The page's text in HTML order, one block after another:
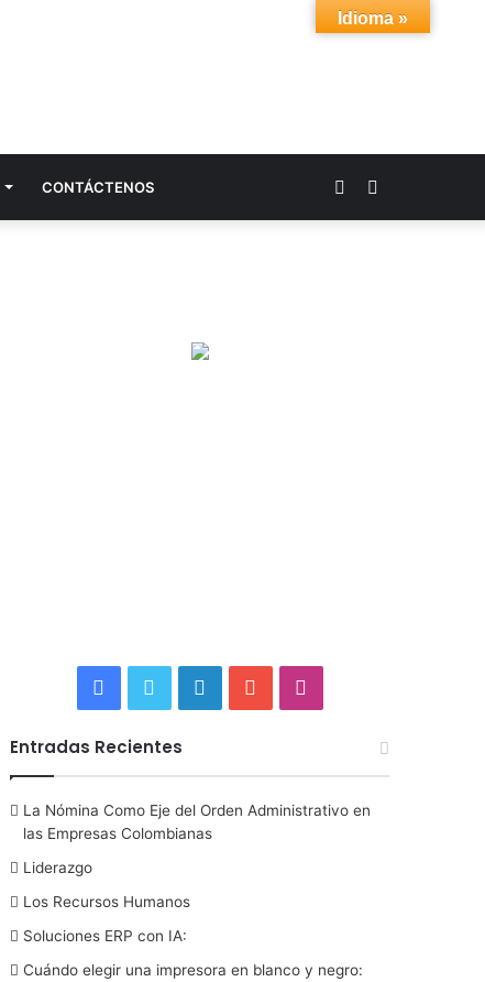
CONTÁCTENOS Acceso
c
e
o
i
t
e
n
k
u
T
s
t
Entradas Recientes
La Nómina Como Eje del Orden Administrativo en
las Empresas Colombianas
Liderazgo
Los Recursos Humanos
Soluciones ERP con IA:
Cuándo elegir una impresora en blanco y negro:
Idioma »